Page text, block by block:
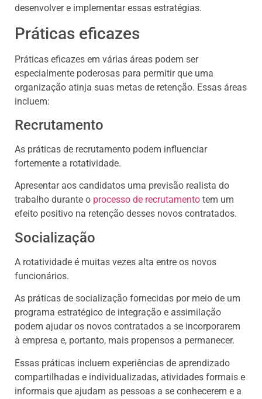
desenvolver e implementar essas estratégias.
Práticas eficazes
Práticas eficazes em várias áreas podem ser
especialmente poderosas para permitir que uma
organização atinja suas metas de retenção. Essas áreas
incluem:
Recrutamento
As práticas de recrutamento podem influenciar
fortemente a rotatividade.
Apresentar aos candidatos uma previsão realista do
trabalho durante o processo de recrutamento tem um
efeito positivo na retenção desses novos contratados.
Socialização
A rotatividade é muitas vezes alta entre os novos
funcionários.
As práticas de socialização fornecidas por meio de um
programa estratégico de integração e assimilação
podem ajudar os novos contratados a se incorporarem
à empresa e, portanto, mais propensos a permanecer.
Essas práticas incluem experiências de aprendizado
compartilhadas e individualizadas, atividades formais e
informais que ajudam as pessoas a se conhecerem e a